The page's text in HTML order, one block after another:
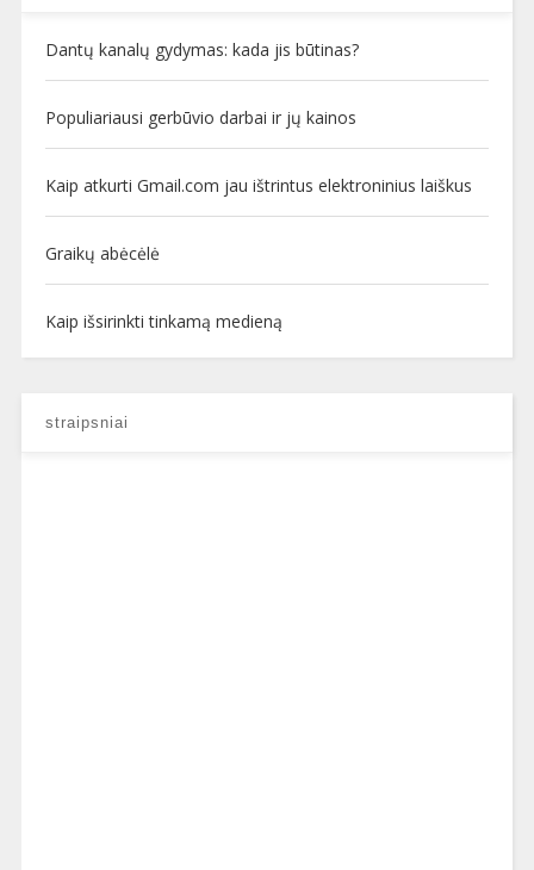
Dantų kanalų gydymas: kada jis būtinas?
Populiariausi gerbūvio darbai ir jų kainos
Kaip atkurti Gmail.com jau ištrintus elektroninius laiškus
Graikų abėcėlė
Kaip išsirinkti tinkamą medieną
straipsniai